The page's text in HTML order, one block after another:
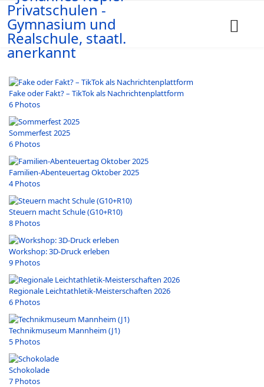
Fake oder Fakt? – TikTok als Nachrichtenplattform
6 Photos
Sommerfest 2025
6 Photos
Familien-Abenteuertag Oktober 2025
4 Photos
Steuern macht Schule (G10+R10)
8 Photos
Workshop: 3D-Druck erleben
9 Photos
Regionale Leichtathletik-Meisterschaften 2026
6 Photos
Technikmuseum Mannheim (J1)
5 Photos
Schokolade
7 Photos